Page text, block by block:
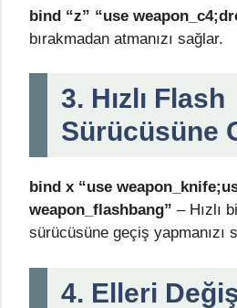
bind “z” “use
bırakmadan atmanızı sağlar.
3. Hızlı Flash
Sürücüsüne
bind x “use
weapon_flashbang” – Hızlı
sürücüsüne geçiş yapmanızı
4. Elleri